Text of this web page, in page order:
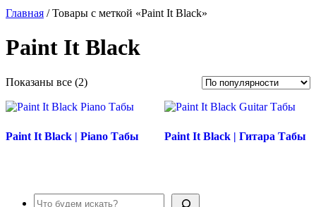
Главная / Товары с меткой «Paint It Black»
Paint It Black
Показаны все (2)Сортировка:
популярности
Paint It Black | Piano Табы Paint It Black | Гитара Табы
Поиск